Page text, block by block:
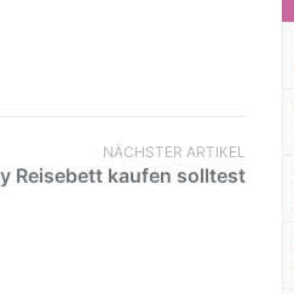
NÄCHSTER ARTIKEL
Reisebett kaufen solltest